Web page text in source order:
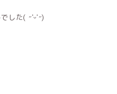
した( ˶'ᵕ'˶)